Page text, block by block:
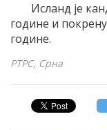
Исланд је
године и
године.
РТРС, Срна